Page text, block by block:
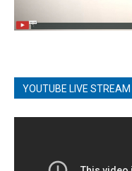
YOUTUBE LIVE STREAM